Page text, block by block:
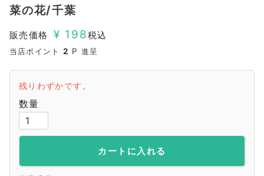
菜の花/千葉
販売価格 ¥ 198税込
当店ポイント 2 P 進呈
残りわずかです。
カートに入れる